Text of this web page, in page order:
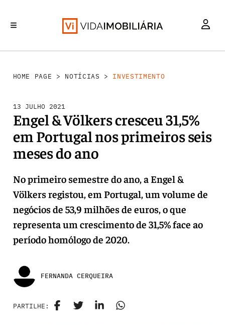
HOME PAGE > NOTÍCIAS > INVESTIMENTO
13 JULHO 2021
Engel & Völkers cresceu 31,5%
em Portugal nos primeiros seis
meses do ano
No primeiro semestre do ano, a Engel &
Völkers registou, em Portugal, um volume de
negócios de 53,9 milhões de euros, o que
representa um crescimento de 31,5% face ao
período homólogo de 2020.
FERNANDA CERQUEIRA
PARTILHE: